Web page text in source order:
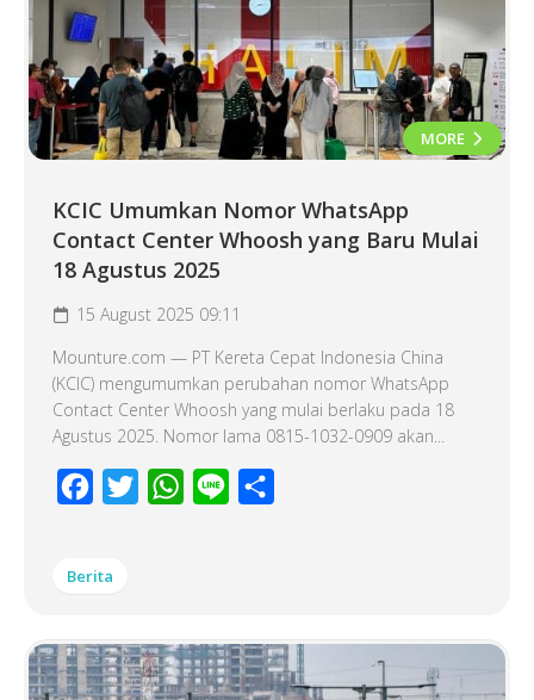
MORE
KCIC Umumkan Nomor WhatsApp
Contact Center Whoosh yang Baru Mulai
18 Agustus 2025
15 August 2025 09:11
Mounture.com — PT Kereta Cepat Indonesia China
(KCIC) mengumumkan perubahan nomor WhatsApp
Contact Center Whoosh yang mulai berlaku pada 18
Agustus 2025. Nomor lama 0815-1032-0909 akan...
Facebook
Twitter WhatsApp
Line
Berita